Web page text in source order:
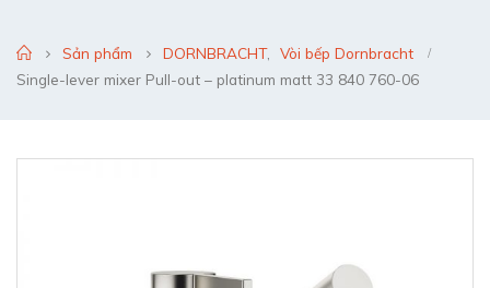
Sản phẩm DORNBRACHT,
Vòi bếp Dornbracht
Single-lever mixer Pull-out – platinum matt 33 840 760-06